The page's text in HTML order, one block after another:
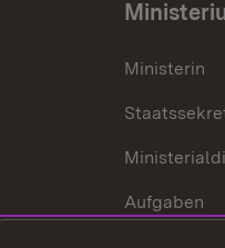
Ministerin
Aufgaben